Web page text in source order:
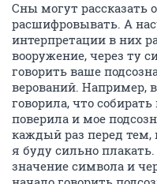
Сны могут рассказать
расшифровывать. А
интерпретации в них
вооружение, через ту
говорить ваше
верований. Например,
говорила, что
поверила и мое
каждый раз перед тем,
я буду сильно
значение символа и